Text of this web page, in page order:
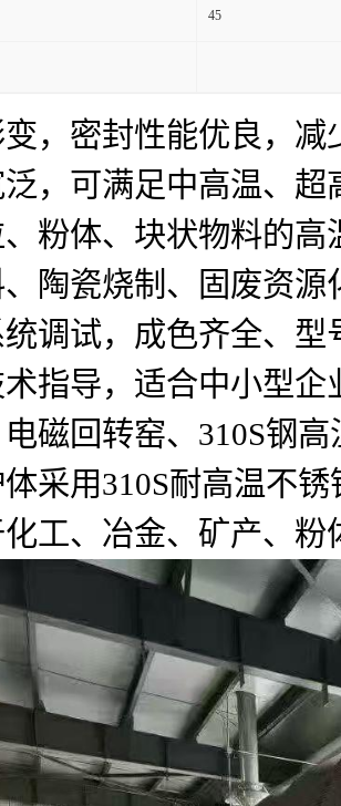
45
变，密封性能优良，
，可满足中高温、
粉体、块状物料的
陶瓷烧制、固废资
调试，成色齐全、
指导，适合中小型
磁回转窑、310S钢
采用310S耐高温不
工、冶金、矿产、